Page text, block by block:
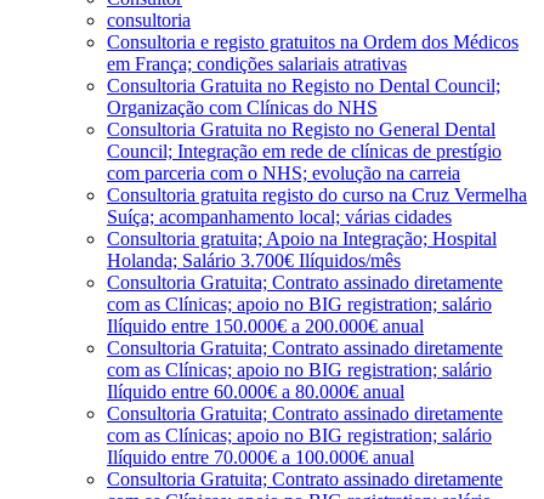
consultoria
Consultoria e registo gratuitos na Ordem dos Médicos
em França; condições salariais atrativas
Consultoria Gratuita no Registo no Dental Council;
Organização com Clínicas do NHS
Consultoria Gratuita no Registo no General Dental
Council; Integração em rede de clínicas de prestígio
com parceria com o NHS; evolução na carreia
Consultoria gratuita registo do curso na Cruz Vermelha
Suíça; acompanhamento local; várias cidades
Consultoria gratuita; Apoio na Integração; Hospital
Holanda; Salário 3.700€ Ilíquidos/mês
Consultoria Gratuita; Contrato assinado diretamente
com as Clínicas; apoio no BIG registration; salário
Ilíquido entre 150.000€ a 200.000€ anual
Consultoria Gratuita; Contrato assinado diretamente
com as Clínicas; apoio no BIG registration; salário
Ilíquido entre 60.000€ a 80.000€ anual
Consultoria Gratuita; Contrato assinado diretamente
com as Clínicas; apoio no BIG registration; salário
Ilíquido entre 70.000€ a 100.000€ anual
Consultoria Gratuita; Contrato assinado diretamente